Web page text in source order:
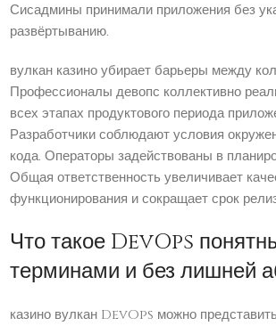
Сисадмины принимали приложения без
развёртыванию.
вулкан казино убирает барьеры между
Профессионалы девопс коллективно
всех этапах продуктового периода
Разработчики соблюдают условия
кода. Операторы задействованы в
Общая ответственность увеличивает
функционирования и сокращает срок
Что такое DevOps
терминами и без лишней
казино вулкан DevOps можно